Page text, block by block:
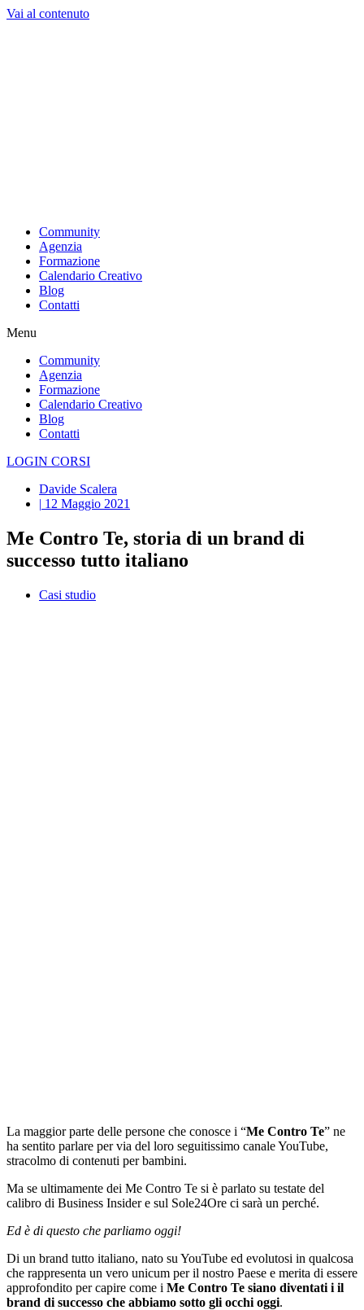
Vai al contenuto
Community
Agenzia
Formazione
Calendario Creativo
Blog
Contatti
Menu
Community
Agenzia
Formazione
Calendario Creativo
Blog
Contatti
LOGIN CORSI
Davide Scalera
| 12 Maggio 2021
Me Contro Te, storia di un brand di
successo tutto italiano
Casi studio
La maggior parte delle persone che conosce i “Me Contro Te” ne
ha sentito parlare per via del loro seguitissimo canale YouTube,
stracolmo di contenuti per bambini.
Ma se ultimamente dei Me Contro Te si è parlato su testate del
calibro di Business Insider e sul Sole24Ore ci sarà un perché.
Ed è di questo che parliamo oggi!
Di un brand tutto italiano, nato su YouTube ed evolutosi in qualcosa
che rappresenta un vero unicum per il nostro Paese e merita di essere
approfondito per capire come i Me Contro Te siano diventati i il
brand di successo che abbiamo sotto gli occhi oggi.